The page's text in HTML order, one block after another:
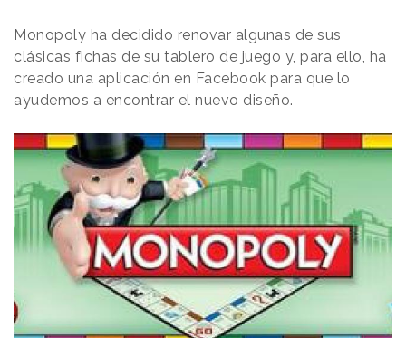
Monopoly ha decidido renovar algunas de sus
clásicas fichas de su tablero de juego y, para ello, ha
creado una aplicación en Facebook para que lo
ayudemos a encontrar el nuevo diseño.